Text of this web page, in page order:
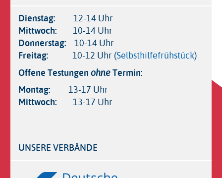
Dienstag: 12-14 Uhr
Mittwoch:
10-14 Uhr
Donnerstag:
10-14 Uhr
Freitag:
10-12 Uhr (Selbsthilfefrühstück)
Offene Testungen ohneTermin:
Montag: 13-17 Uhr
Mittwoch:
13-17 Uhr
UNSERE VERBÄNDE